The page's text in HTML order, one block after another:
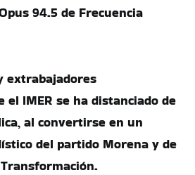
94.5 de Frecuencia
extrabajadores
IMER se ha distanciado de
al convertirse en un
del partido Morena y de